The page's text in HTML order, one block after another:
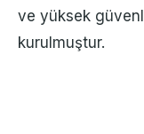
ve yüksek
kurulmuştur.